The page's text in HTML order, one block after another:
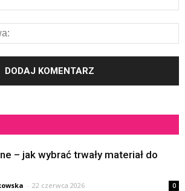
– jak wybrać trwały materiał do
- 22 czerwca 2026 0